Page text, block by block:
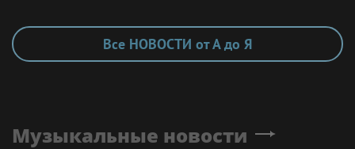
Все НОВОСТИ от А до Я
Музыкальные новости